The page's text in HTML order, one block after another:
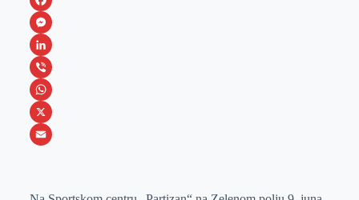
F
a
c
e
b
o
M
e
s
s
e
L
i
n
k
V
i
b
W
h
X